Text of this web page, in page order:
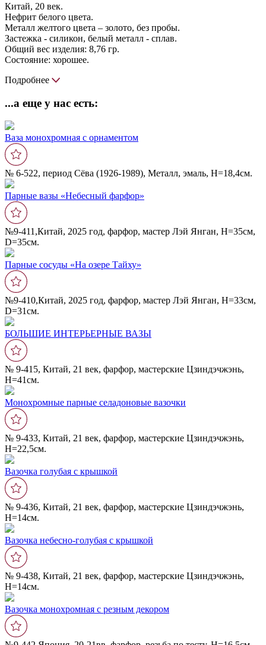
Китай, 20 век.
Нефрит белого цвета.
Металл желтого цвета – золото, без пробы.
Застежка - силикон, белый металл - сплав.
Общий вес изделия: 8,76 гр.
Состояние: хорошее.
Подробнее
...а еще у нас есть:
Ваза монохромная с орнаментом
№ 6-522, период Сёва (1926-1989), Металл, эмаль, Н=18,4см.
Парные вазы «Небесный фарфор»
№9-411,Китай, 2025 год, фарфор, мастер Лэй Янган, Н=35см,
D=35см.
Парные сосуды «На озере Тайху»
№9-410,Китай, 2025 год, фарфор, мастер Лэй Янган, Н=33см,
D=31см.
БОЛЬШИЕ ИНТЕРЬЕРНЫЕ ВАЗЫ
№ 9-415, Китай, 21 век, фарфор, мастерские Цзиндэчжэнь,
Н=41см.
Монохромные парные селадоновые вазочки
№ 9-433, Китай, 21 век, фарфор, мастерские Цзиндэчжэнь,
Н=22,5см.
Вазочка голубая с крышкой
№ 9-436, Китай, 21 век, фарфор, мастерские Цзиндэчжэнь,
Н=14см.
Вазочка небесно-голубая с крышкой
№ 9-438, Китай, 21 век, фарфор, мастерские Цзиндэчжэнь,
Н=14см.
Вазочка монохромная с резным декором